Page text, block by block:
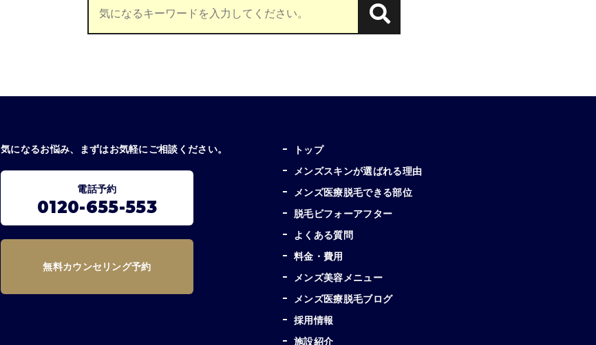
気になるお悩み、まずはお気軽にご相談ください。
電話予約
0120-655-553
無料カウンセリング予約
トップ
メンズスキンが選ばれる理由
メンズ医療脱毛できる部位
脱毛ビフォーアフター
よくある質問
料金・費用
メンズ美容メニュー
メンズ医療脱毛ブログ
採用情報
施設紹介